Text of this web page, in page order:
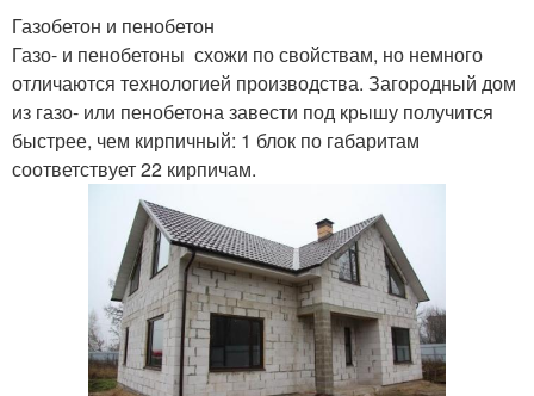
Газобетон и пенобетон
Газо- и пенобетоны схожи по свойствам, но немного
отличаются технологией производства. Загородный дом
из газо- или пенобетона завести под крышу получится
быстрее, чем кирпичный: 1 блок по габаритам
соответствует 22 кирпичам.